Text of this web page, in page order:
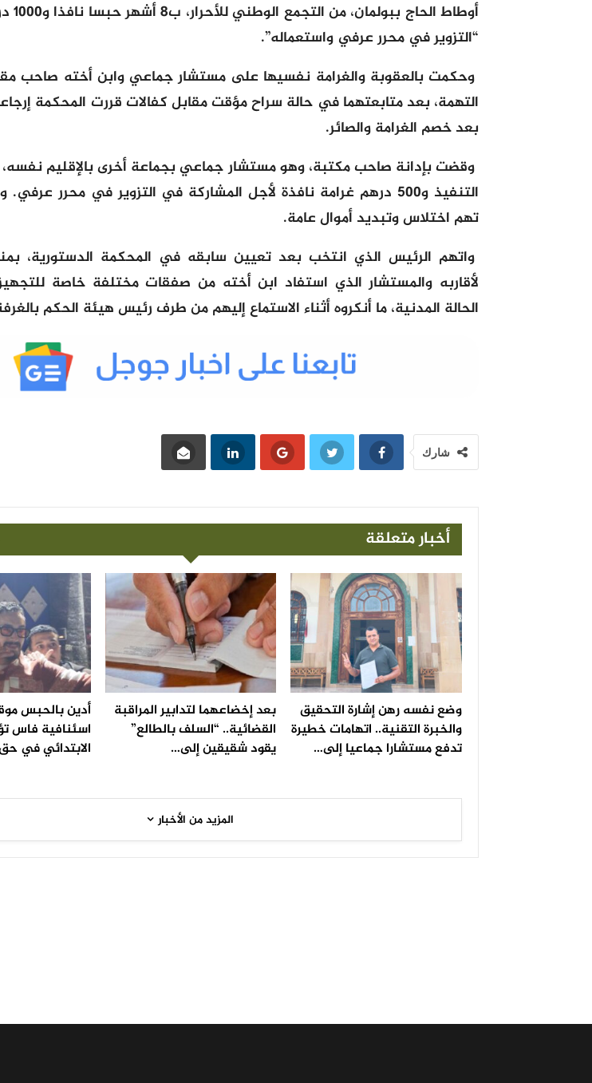
“التزوير في محرر عرفي واستعماله”.
وحكمت بالعقوبة والغرامة نفسيها على مستشار جماعي وابن أخته صاحب
التهمة، بعد متابعتهما في حالة سراح مؤقت مقابل كفالات قررت المحكمة
بعد خصم الغرامة والصائر.
وقضت بإدانة صاحب مكتبة، وهو مستشار جماعي بجماعة أخرى بالإقليم
التنفيذ و500 درهم غرامة نافذة لأجل المشاركة في التزوير في محرر
تهم اختلاس وتبديد أموال عامة.
واتهم الرئيس الذي انتخب بعد تعيين سابقه في المحكمة الدستورية،
لأقاربه والمستشار الذي استفاد ابن أخته من صفقات مختلفة خاصة
الحالة المدنية، ما أنكروه أثناء الاستماع إليهم من طرف رئيس هيئة الحكم
شارك
أخبار متعلقة
وضع نفسه رهن إشارة التحقيق
والخبرة التقنية.. اتهامات خطيرة
تدفع مستشارا جماعيا إلى…
بعد إخضاعهما لتدابير المراقبة
القضائية.. “السلف بالطالع”
يقود شقيقين إلى…
أدين بالحبس
اسئنافية فاس
الابتدائي في
المزيد من الأخبار